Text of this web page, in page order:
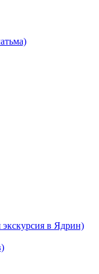
экскурсия в Ядрин)